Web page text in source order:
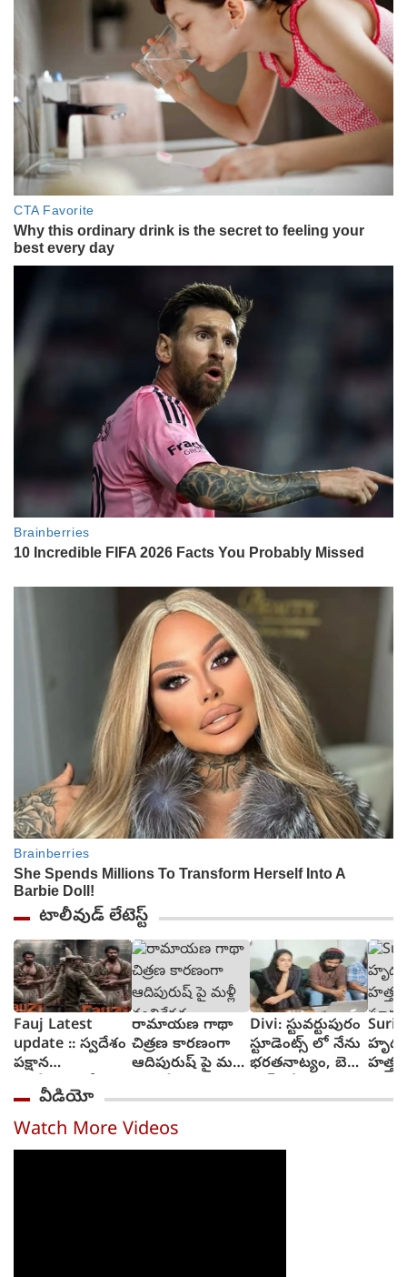
టాలీవుడ్ లేటెస్ట్
Fauj Latest
update :: స్వదేశం
పక్షాన
ఆంగ్లేయులతో
పోరాటానికి దిగిన
ఫౌజీ గా ప్రభాస్
రామాయణ గాథా
చిత్రణ కారణంగా
ఆదిపురుష్ పై మళ్లీ
Divi: స్టువర్టుపురం
స్టూడెంట్స్ లో నేను
భరతనాట్యం, బెల్లి
వీడియో
Watch More Videos